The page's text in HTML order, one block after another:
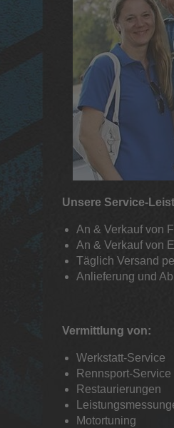
Unsere Service-
An & Verkauf von
An & Verkauf von
Täglich Versand
Anlieferung und
Vermittlung von:
Werkstatt-Service
Rennsport-Service
Restaurierungen
Motortuning